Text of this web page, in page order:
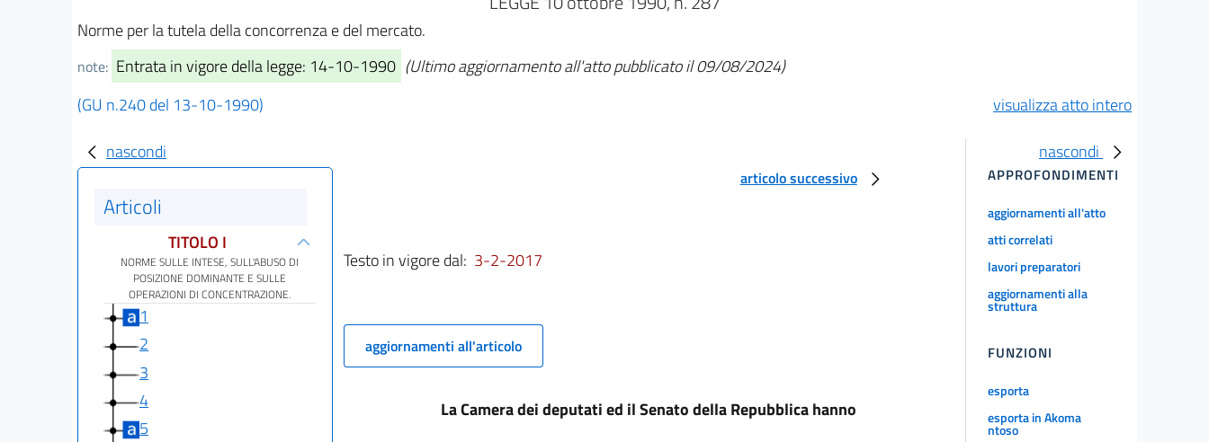
Norme per la tutela della concorrenza e del mercato.
note: Entrata in vigore della legge: 14-10-1990 (Ultimo aggiornamento all'atto pubblicato il 09/08/2024)
(GU n.240 del 13-10-1990)
visualizza atto intero
nascondi
Articoli
TITOLO I
NORME SULLE INTESE, SULL'ABUSO DI
POSIZIONE DOMINANTE E SULLE
OPERAZIONI DI CONCENTRAZIONE.
1
2
3
4
5
articolo successivo
Testo in vigore dal: 3-2-2017
aggiornamenti all'articolo
La Camera dei deputati ed il Senato della Repubblica hanno
nascondi
APPROFONDIMENTI
aggiornamenti all'atto
atti correlati
lavori preparatori
aggiornamenti alla
struttura
FUNZIONI
esporta
esporta in Akoma
ntoso